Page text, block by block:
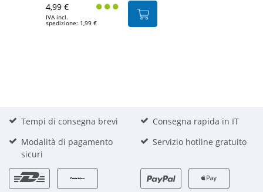
4,99 €
IVA incl.
spedizione: 1,99 €
Tempi di consegna brevi
Consegna rapida in IT
Modalità di pagamento
sicuri
Servizio hotline gratuito